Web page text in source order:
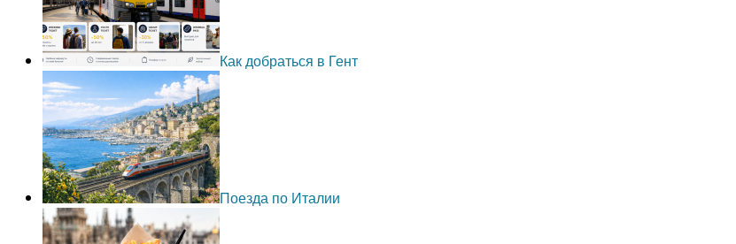
Как добраться в Гент
Поезда по Италии